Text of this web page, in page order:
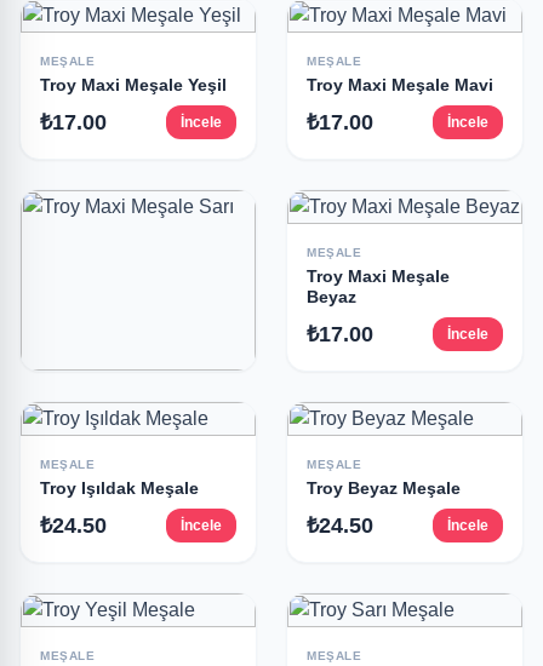
Troy Maxi Meşale Mor
₺17.00
MEŞALE
Troy Maxi Meşale Yeşil
₺17.00 İncele
MEŞALE
Troy Maxi Meşale Mavi
₺17.00 İncele
Troy Maxi Meşale Sarı
₺17.00
MEŞALE
Troy Maxi Meşale
Beyaz
₺17.00 İncele
MEŞALE
Troy Işıldak Meşale
₺24.50 İncele
MEŞALE
Troy Beyaz Meşale
₺24.50 İncele
MEŞALE MEŞALE